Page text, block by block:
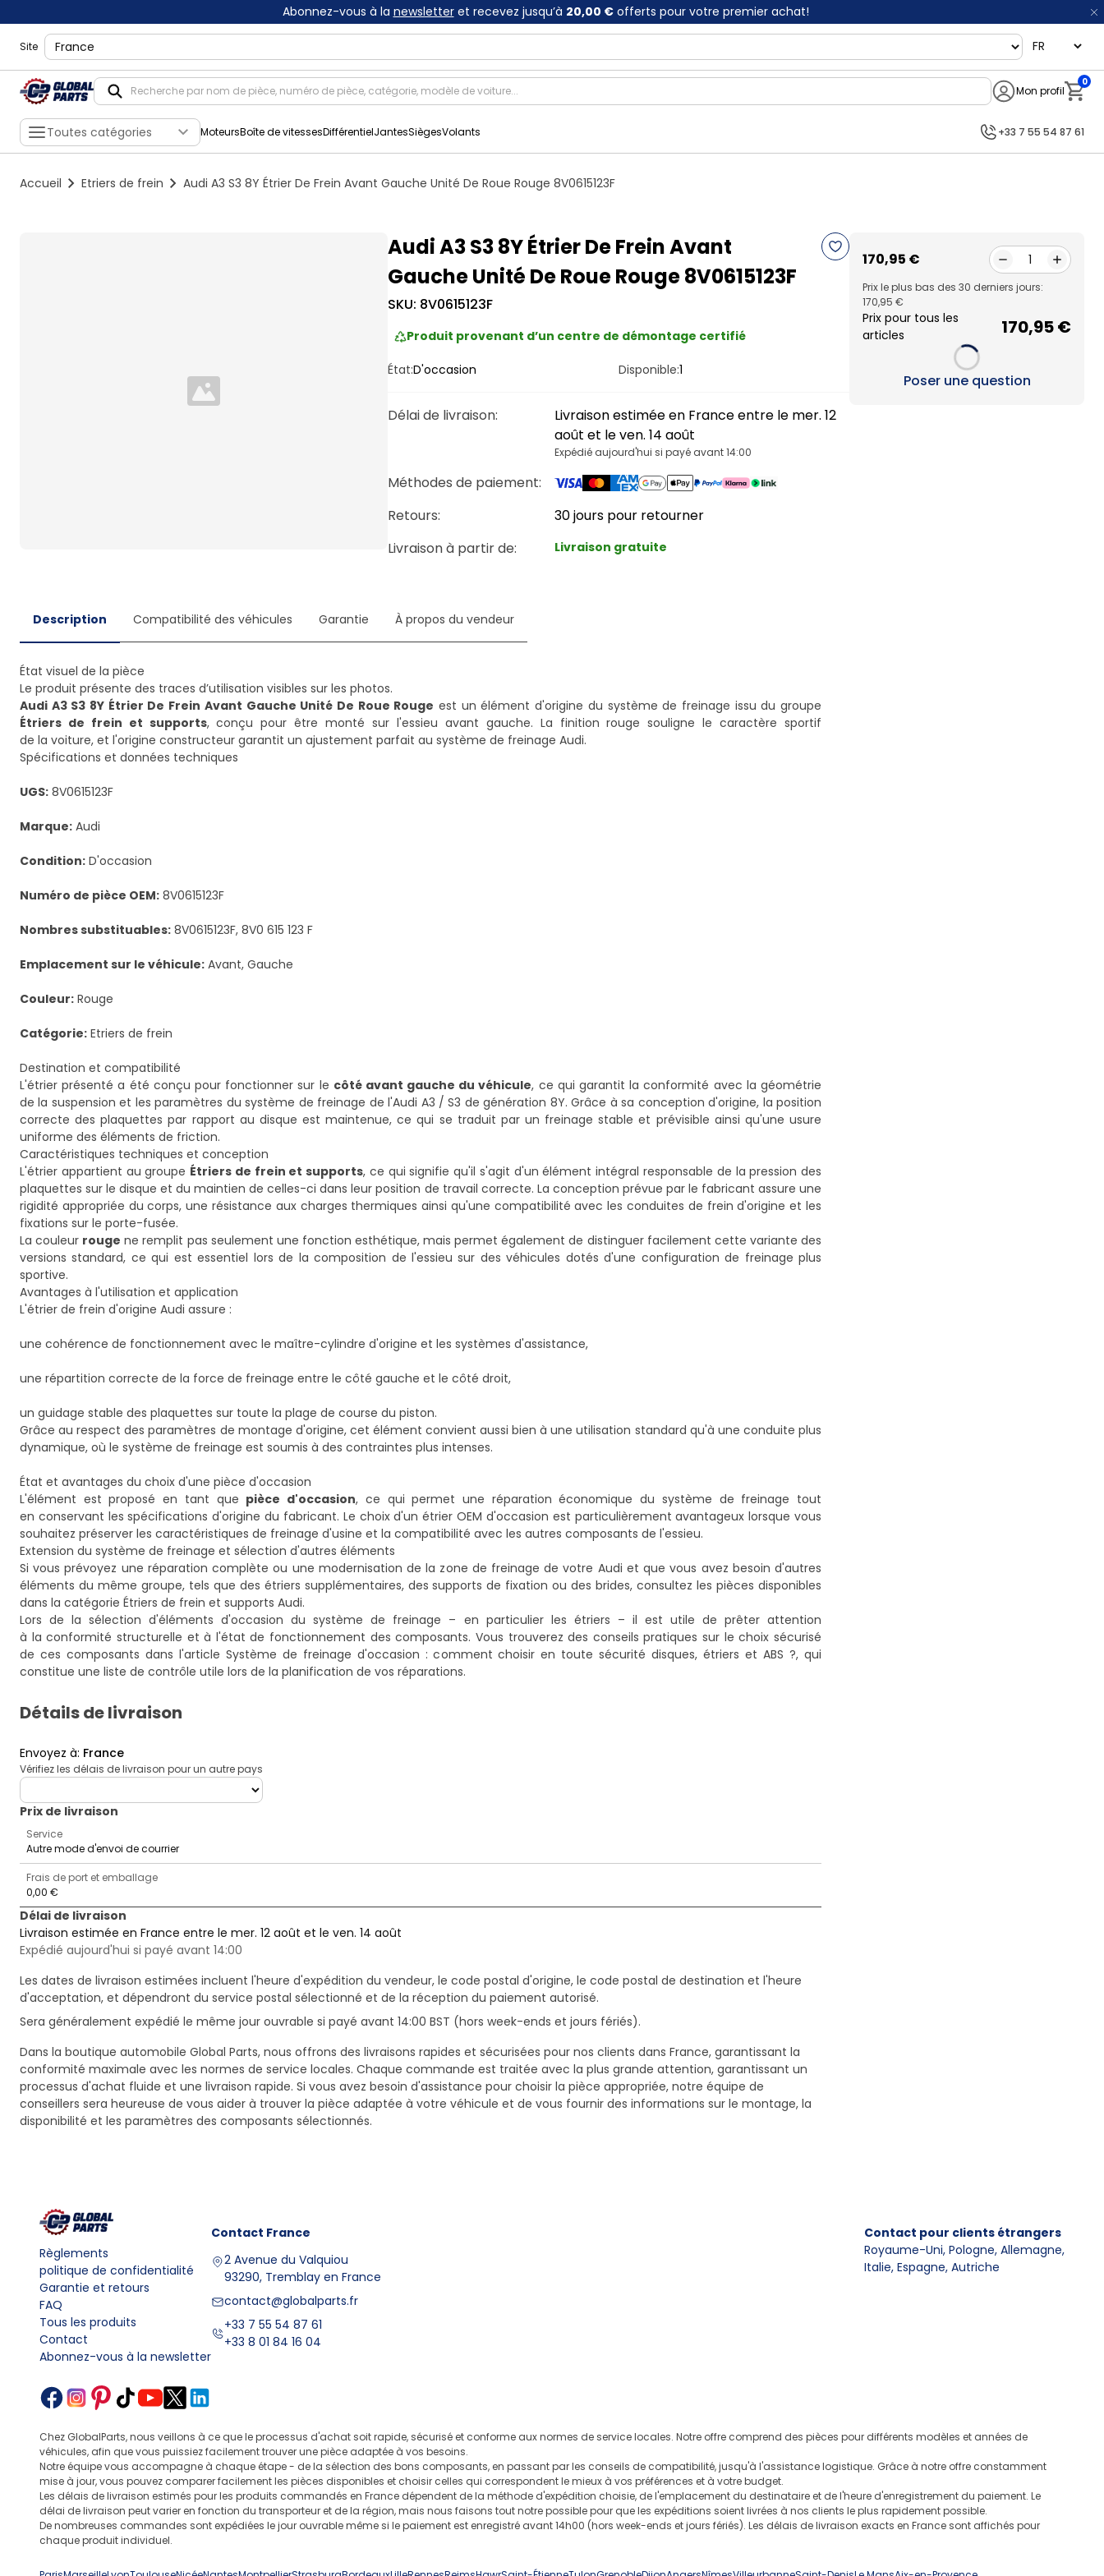
Abonnez-vous à la newsletteret recevez jusqu’à 20,00 €offerts pour votre premier achat!
Site shippingLocation language
Mon profil
0
Toutes catégories MoteursBoîte de vitessesDifférentielJantesSiègesVolants +33 7 55 54 87 61
Accueil Etriers de frein Audi A3 S3 8Y Étrier De Frein Avant Gauche Unité De Roue Rouge 8V0615123F
Loading...
Audi A3 S3 8Y Étrier De Frein Avant
Gauche Unité De Roue Rouge 8V0615123F
SKU: 8V0615123F
Produit provenant d’un centre de démontage certifié
État:D'occasion Disponible:1
Délai de livraison:
Livraison estimée en France entre le mer. 12
août et le ven. 14 août
Expédié aujourd'hui si payé avant 14:00
Méthodes de paiement:
Retours:
30 jours pour retourner
Livraison à partir de: Livraison gratuite
170,95 € 1
Prix le plus bas des 30 derniers jours:
170,95 €
Prix pour tous les
articles
170,95 €
Loading...
Poser une question
Description Compatibilité des véhicules Garantie À propos du vendeur
État visuel de la pièce
Audi A3 S3 8Y Étrier De Frein Avant Gauche Unité De Roue Rouge est un élément d'origine du système de freinage issu du groupe
Étriers de frein et supports, conçu pour être monté sur l'essieu avant gauche. La finition rouge souligne le caractère sportif
de la voiture, et l'origine constructeur garantit un ajustement parfait au système de freinage Audi.
Spécifications et données techniques
UGS: 8V0615123F
Marque: Audi
Condition: D'occasion
Numéro de pièce OEM: 8V0615123F
Nombres substituables: 8V0615123F, 8V0 615 123 F
Emplacement sur le véhicule: Avant, Gauche
Couleur: Rouge
Catégorie: Etriers de frein
Destination et compatibilité
L'étrier présenté a été conçu pour fonctionner sur le côté avant gauche du véhicule, ce qui garantit la conformité avec la géométrie
de la suspension et les paramètres du système de freinage de l'Audi A3 / S3 de génération 8Y. Grâce à sa conception d'origine, la position
correcte des plaquettes par rapport au disque est maintenue, ce qui se traduit par un freinage stable et prévisible ainsi qu'une usure
uniforme des éléments de friction.
Caractéristiques techniques et conception
L'étrier appartient au groupe Étriers de frein et supports, ce qui signifie qu'il s'agit d'un élément intégral responsable de la pression des
plaquettes sur le disque et du maintien de celles-ci dans leur position de travail correcte. La conception prévue par le fabricant assure une
rigidité appropriée du corps, une résistance aux charges thermiques ainsi qu'une compatibilité avec les conduites de frein d'origine et les
fixations sur le porte-fusée.
La couleur rouge ne remplit pas seulement une fonction esthétique, mais permet également de distinguer facilement cette variante des
versions standard, ce qui est essentiel lors de la composition de l'essieu sur des véhicules dotés d'une configuration de freinage plus
sportive.
Avantages à l'utilisation et application
L'étrier de frein d'origine Audi assure :
une cohérence de fonctionnement avec le maître-cylindre d'origine et les systèmes d'assistance,
une répartition correcte de la force de freinage entre le côté gauche et le côté droit,
un guidage stable des plaquettes sur toute la plage de course du piston.
Grâce au respect des paramètres de montage d'origine, cet élément convient aussi bien à une utilisation standard qu'à une conduite plus
dynamique, où le système de freinage est soumis à des contraintes plus intenses.
État et avantages du choix d'une pièce d'occasion
L'élément est proposé en tant que pièce d'occasion, ce qui permet une réparation économique du système de freinage tout
en conservant les spécifications d'origine du fabricant. Le choix d'un étrier OEM d'occasion est particulièrement avantageux lorsque vous
souhaitez préserver les caractéristiques de freinage d'usine et la compatibilité avec les autres composants de l'essieu.
Extension du système de freinage et sélection d'autres éléments
Si vous prévoyez une réparation complète ou une modernisation de la zone de freinage de votre Audi et que vous avez besoin d'autres
éléments du même groupe, tels que des étriers supplémentaires, des supports de fixation ou des brides, consultez les pièces disponibles
dans la catégorie Étriers de frein et supports Audi.
Lors de la sélection d'éléments d'occasion du système de freinage – en particulier les étriers – il est utile de prêter attention
à la conformité structurelle et à l'état de fonctionnement des composants. Vous trouverez des conseils pratiques sur le choix sécurisé
de ces composants dans l'article Système de freinage d'occasion : comment choisir en toute sécurité disques, étriers et ABS ?, qui
constitue une liste de contrôle utile lors de la planification de vos réparations.
Détails de livraison
Envoyez à: France
Vérifiez les délais de livraison pour un autre pays
deliveryCountry
Prix ​​de livraison
Service
Autre mode d'envoi de courrier
Frais de port et emballage
0,00 €
Délai de livraison
Livraison estimée en France entre le mer. 12 août et le ven. 14 août
Expédié aujourd'hui si payé avant 14:00
Les dates de livraison estimées incluent l'heure d'expédition du vendeur, le code postal d'origine, le code postal de destination et l'heure
d'acceptation, et dépendront du service postal sélectionné et de la réception du paiement autorisé.
Sera généralement expédié le même jour ouvrable si payé avant 14:00 BST (hors week-ends et jours fériés).
Dans la boutique automobile Global Parts, nous offrons des livraisons rapides et sécurisées pour nos clients dans France, garantissant la
conformité maximale avec les normes de service locales. Chaque commande est traitée avec la plus grande attention, garantissant un
processus d'achat fluide et une livraison rapide. Si vous avez besoin d'assistance pour choisir la pièce appropriée, notre équipe de
conseillers sera heureuse de vous aider à trouver la pièce adaptée à votre véhicule et de vous fournir des informations sur le montage, la
disponibilité et les paramètres des composants sélectionnés.
Règlements
politique de confidentialité
Garantie et retours
FAQ
Tous les produits
Contact
Abonnez-vous à la newsletter
Contact France
2 Avenue du Valquiou
93290, Tremblay en France
contact@globalparts.fr
+33 7 55 54 87 61
+33 8 01 84 16 04
Contact pour clients étrangers
Royaume-Uni, Pologne, Allemagne,
Italie, Espagne, Autriche
Chez GlobalParts, nous veillons à ce que le processus d'achat soit rapide, sécurisé et conforme aux normes de service locales. Notre offre comprend des pièces pour différents modèles et années de
véhicules, afin que vous puissiez facilement trouver une pièce adaptée à vos besoins.
Notre équipe vous accompagne à chaque étape - de la sélection des bons composants, en passant par les conseils de compatibilité, jusqu'à l'assistance logistique. Grâce à notre offre constamment
mise à jour, vous pouvez comparer facilement les pièces disponibles et choisir celles qui correspondent le mieux à vos préférences et à votre budget.
Les délais de livraison estimés pour les produits commandés en France dépendent de la méthode d'expédition choisie, de l'emplacement du destinataire et de l'heure d'enregistrement du paiement. Le
délai de livraison peut varier en fonction du transporteur et de la région, mais nous faisons tout notre possible pour que les expéditions soient livrées à nos clients le plus rapidement possible.
De nombreuses commandes sont expédiées le jour ouvrable même si le paiement est enregistré avant 14h00 (hors week-ends et jours fériés). Les délais de livraison exacts en France sont affichés pour
chaque produit individuel.